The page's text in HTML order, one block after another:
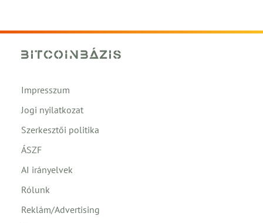
Impresszum
Jogi nyilatkozat
Szerkesztői politika
ÁSZF
AI irányelvek
Rólunk
Reklám/Advertising